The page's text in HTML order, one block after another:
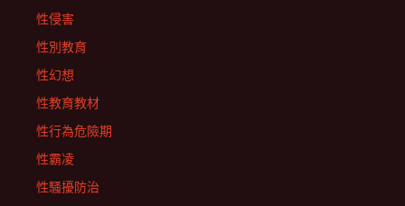
性侵害
性別教育
性幻想
性教育教材
性行為危險期
性霸凌
性騷擾防治